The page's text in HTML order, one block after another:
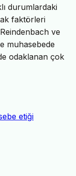
durumlardaki
faktörleri
ve
muhasebede
odaklanan çok
etiği